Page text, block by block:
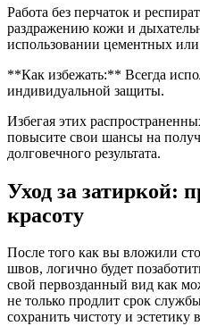
Работа без перчаток и
раздражению кожи и
использовании цементных
**Как избежать:** Всегда
индивидуальной защиты.
Избегая этих
повысите свои шансы на
долговечного результата.
Уход за затиркой:
красоту
После того как вы вложили
швов, логично будет
свой первозданный вид как
не только продлит срок
сохранить чистоту и эстетику